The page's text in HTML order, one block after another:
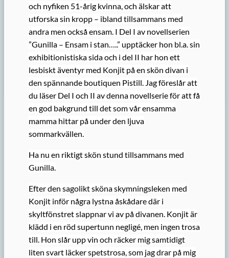
och nyfiken 51-årig kvinna, och älskar att
utforska sin kropp – ibland tillsammans med
andra men också ensam. I Del I av novellserien
”Gunilla – Ensam i stan…..” upptäcker hon bl.a. sin
exhibitionistiska sida och i del II har hon ett
lesbiskt äventyr med Konjit på en skön divan i
den spännande boutiquen Pistill. Jag föreslår att
du läser Del I och II av denna novellserie för att få
en god bakgrund till det som vår ensamma
mamma hittar på under den ljuva
sommarkvällen.
Ha nu en riktigt skön stund tillsammans med
Gunilla.
Efter den sagolikt sköna skymningsleken med
Konjit inför några lystna åskådare där i
skyltfönstret slappnar vi av på divanen. Konjit är
klädd i en röd supertunn negligé, men ingen trosa
till. Hon slår upp vin och räcker mig samtidigt
liten svart läcker spetstrosa, som jag drar på mig